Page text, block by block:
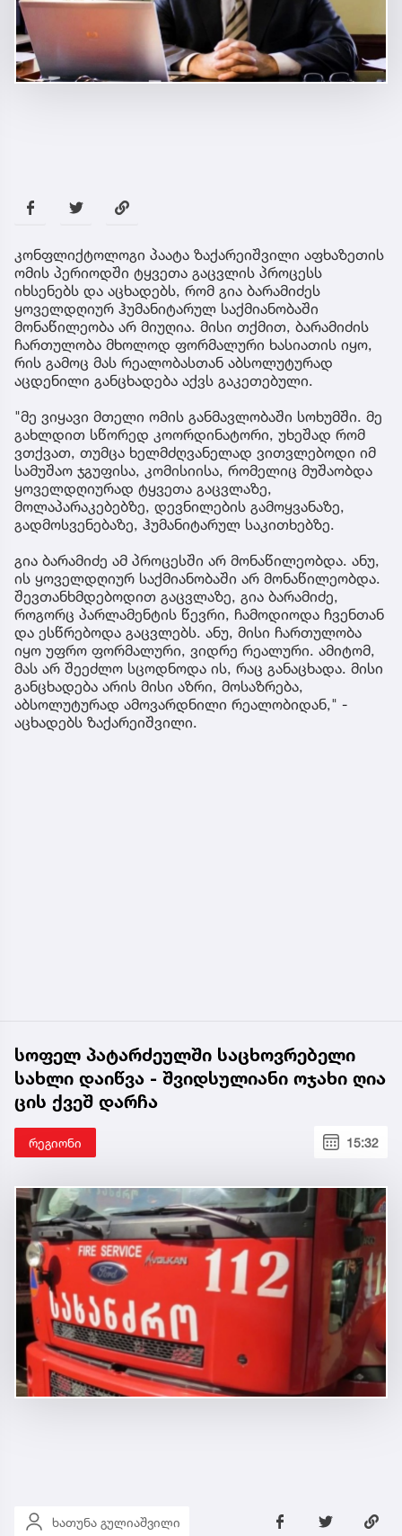
კონფლიქტოლოგი პაატა ზაქარეიშვილი აფხაზეთის
ომის პერიოდში ტყვეთა გაცვლის პროცესს
იხსენებს და აცხადებს, რომ გია ბარამიძეს
ყოველდღიურ ჰუმანიტარულ საქმიანობაში
მონაწილეობა არ მიუღია. მისი თქმით, ბარამიძის
ჩართულობა მხოლოდ ფორმალური ხასიათის იყო,
რის გამოც მას რეალობასთან აბსოლუტურად
აცდენილი განცხადება აქვს გაკეთებული.
"მე ვიყავი მთელი ომის განმავლობაში სოხუმში. მე
გახლდით სწორედ კოორდინატორი, უხეშად რომ
ვთქვათ, თუმცა ხელმძღვანელად ვითვლებოდი იმ
სამუშაო ჯგუფისა, კომისიისა, რომელიც მუშაობდა
ყოველდღიურად ტყვეთა გაცვლაზე,
მოლაპარაკებებზე, დევნილების გამოყვანაზე,
გადმოსვენებაზე, ჰუმანიტარულ საკითხებზე.
გია ბარამიძე ამ პროცესში არ მონაწილეობდა. ანუ,
ის ყოველდღიურ საქმიანობაში არ მონაწილეობდა.
შევთანხმდებოდით გაცვლაზე, გია ბარამიძე,
როგორც პარლამენტის წევრი, ჩამოდიოდა ჩვენთან
და ესწრებოდა გაცვლებს. ანუ, მისი ჩართულობა
იყო უფრო ფორმალური, ვიდრე რეალური. ამიტომ,
მას არ შეეძლო სცოდნოდა ის, რაც განაცხადა. მისი
განცხადება არის მისი აზრი, მოსაზრება,
აბსოლუტურად ამოვარდნილი რეალობიდან," -
აცხადებს ზაქარეიშვილი.
სოფელ პატარძეულში საცხოვრებელი
სახლი დაიწვა - შვიდსულიანი ოჯახი ღია
ცის ქვეშ დარჩა
რეგიონი 15:32
ხათუნა გულიაშვილი